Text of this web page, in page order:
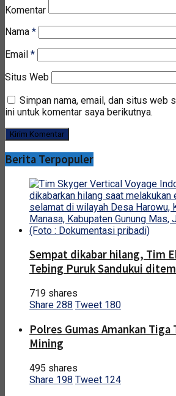
Komentar
Nama *
Email *
Situs Web
Simpan nama, email, dan situs web
ini untuk komentar saya berikutnya.
Berita Terpopuler
Sempat dikabar hilang, Tim
Tebing Puruk Sandukui
719 shares
Share 288 Tweet 180
Polres Gumas Amankan
Mining
495 shares
Share 198 Tweet 124